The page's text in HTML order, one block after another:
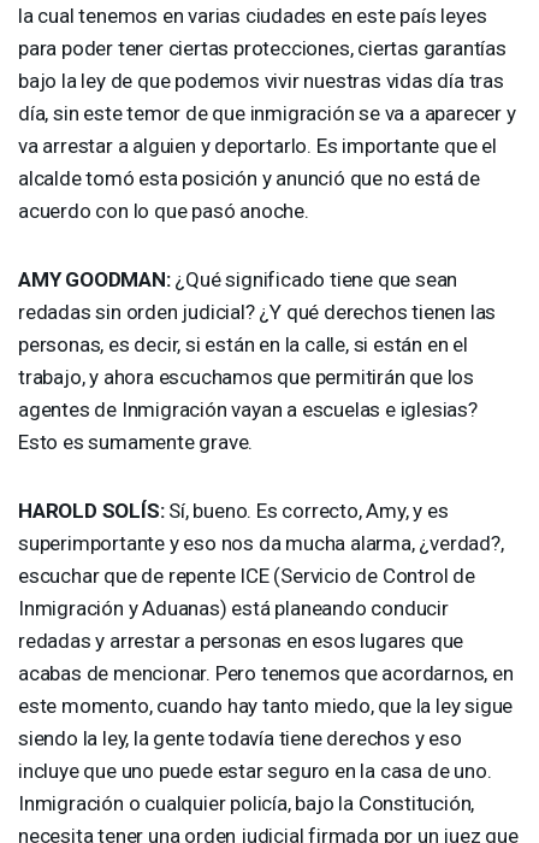
la cual tenemos en varias ciudades en este país leyes
para poder tener ciertas protecciones, ciertas garantías
bajo la ley de que podemos vivir nuestras vidas día tras
día, sin este temor de que inmigración se va a aparecer y
va arrestar a alguien y deportarlo. Es importante que el
alcalde tomó esta posición y anunció que no está de
acuerdo con lo que pasó anoche.
AMY GOODMAN:¿Qué significado tiene que sean
redadas sin orden judicial? ¿Y qué derechos tienen las
personas, es decir, si están en la calle, si están en el
trabajo, y ahora escuchamos que permitirán que los
agentes de Inmigración vayan a escuelas e iglesias?
Esto es sumamente grave.
HAROLD SOLÍS:Sí, bueno. Es correcto, Amy, y es
superimportante y eso nos da mucha alarma, ¿verdad?,
escuchar que de repente ICE(Servicio de Control de
Inmigración y Aduanas) está planeando conducir
redadas y arrestar a personas en esos lugares que
acabas de mencionar. Pero tenemos que acordarnos, en
este momento, cuando hay tanto miedo, que la ley sigue
siendo la ley, la gente todavía tiene derechos y eso
incluye que uno puede estar seguro en la casa de uno.
Inmigración o cualquier policía, bajo la Constitución,
necesita tener una orden judicial firmada por un juez que